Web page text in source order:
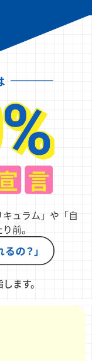
ュラム」や「自
前。
ます。